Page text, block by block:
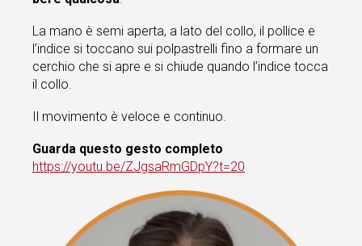
La mano è semi aperta, a lato del collo, il pollice e
l’indice si toccano sui polpastrelli fino a formare un
cerchio che si apre e si chiude quando l’indice tocca
il collo.
Il movimento è veloce e continuo.
Guarda questo gesto completo
https://youtu.be/ZJgsaRmGDpY?t=20